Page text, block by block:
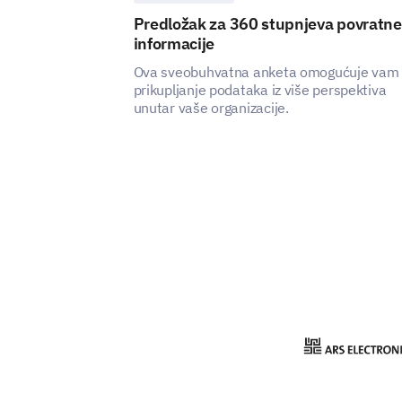
Predložak za 360 stupnjeva povratne
informacije
Ova sveobuhvatna anketa omogućuje vam
prikupljanje podataka iz više perspektiva
unutar vaše organizacije.